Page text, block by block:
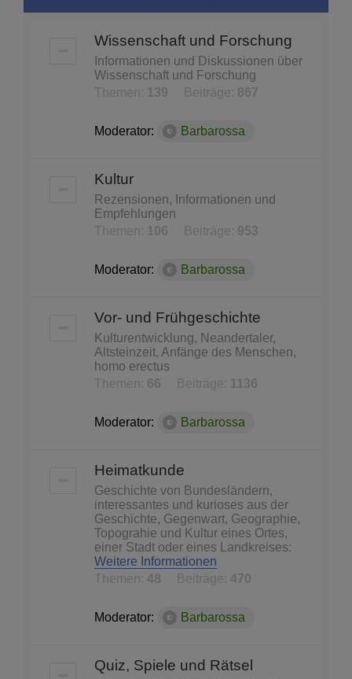
Wissenschaft und Forschung
Informationen und Diskussionen über
Wissenschaft und Forschung
Themen:
139 Beiträge: 867
Moderator: Barbarossa
Kultur
Rezensionen, Informationen und
Empfehlungen
Themen:
106 Beiträge: 953
Moderator: Barbarossa
Vor- und Frühgeschichte
Kulturentwicklung, Neandertaler,
Altsteinzeit, Anfänge des Menschen,
homo erectus
Themen: 66 Beiträge: 1136
Moderator: Barbarossa
Heimatkunde
Geschichte von Bundesländern,
interessantes und kurioses aus der
Geschichte, Gegenwart, Geographie,
Topograhie und Kultur eines Ortes,
einer Stadt oder eines Landkreises:
Weitere Informationen
Themen: 48 Beiträge: 470
Moderator: Barbarossa
Quiz, Spiele und Rätsel